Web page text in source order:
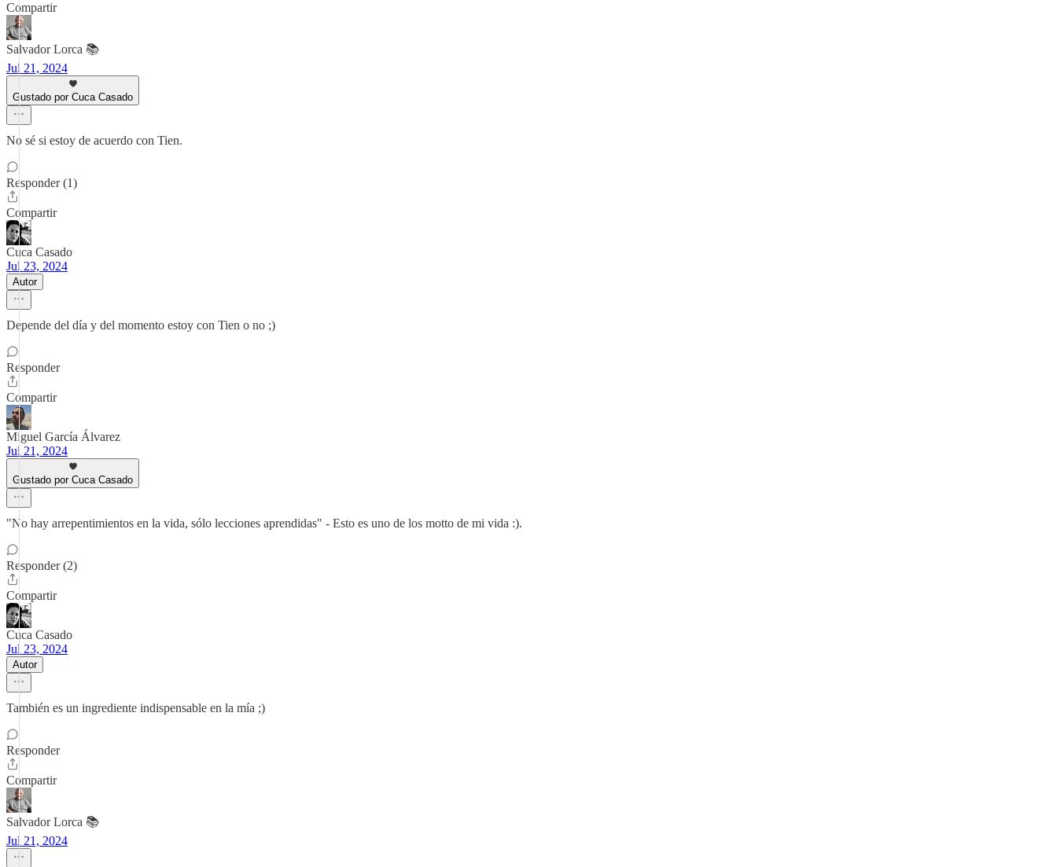
Compartir
Salvador Lorca 📚
Jul 21, 2024
Gustado por Cuca Casado
No sé si estoy de acuerdo con Tien.
Responder (1)
Compartir
Cuca Casado
Jul 23, 2024
Autor
Depende del día y del momento estoy con Tien o no ;)
Responder
Compartir
Miguel García Álvarez
Jul 21, 2024
Gustado por Cuca Casado
"No hay arrepentimientos en la vida, sólo lecciones aprendidas" - Esto es uno de los motto de mi vida :).
Responder (2)
Compartir
Cuca Casado
Jul 23, 2024
Autor
También es un ingrediente indispensable en la mía ;)
Responder
Compartir
Salvador Lorca 📚
Jul 21, 2024